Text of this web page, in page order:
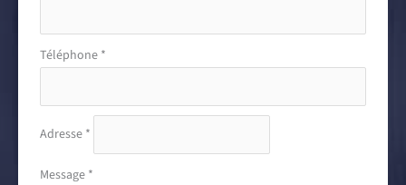
Téléphone *
Adresse *
Message *